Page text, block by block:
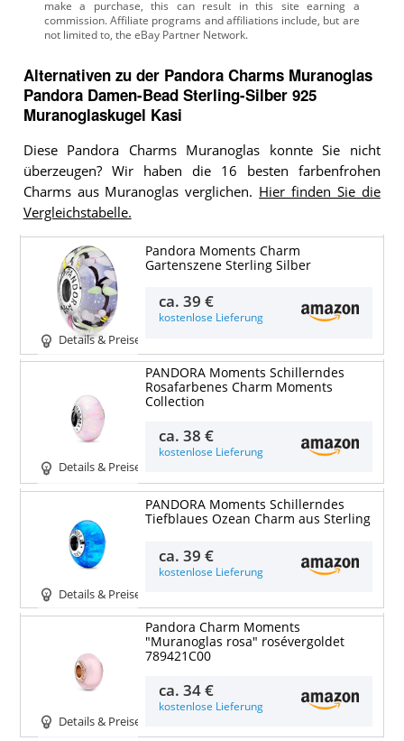
Alternativen zu der Pandora Charms Muranoglas
Pandora Damen-Bead Sterling-Silber 925
Muranoglaskugel Kasi
Diese Pandora Charms Muranoglas konnte Sie nicht
überzeugen? Wir haben die 16 besten farbenfrohen
Charms aus Muranoglas verglichen. Hier finden Sie die
Vergleichstabelle.
Details & Preise
Pandora Moments Charm
Gartenszene Sterling Silber
ca.39 €
kostenlose Lieferung
Details & Preise
PANDORA Moments Schillerndes
Rosafarbenes Charm Moments
Collection
ca.38 €
kostenlose Lieferung
Details & Preise
PANDORA Moments Schillerndes
Tiefblaues Ozean Charm aus Sterling
ca.39 €
kostenlose Lieferung
Details & Preise
Pandora Charm Moments
"Muranoglas rosa" rosévergoldet
789421C00
ca.34 €
kostenlose Lieferung